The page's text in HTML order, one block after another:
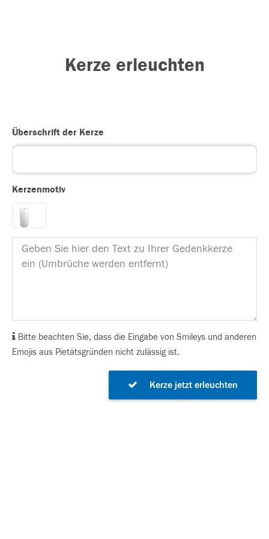
Kerze erleuchten
Überschrift der Kerze
Kerzenmotiv
Bitte beachten Sie, dass die Eingabe von Smileys und anderen
Emojis aus Pietätsgründen nicht zulässig ist.
Kerze jetzt erleuchten